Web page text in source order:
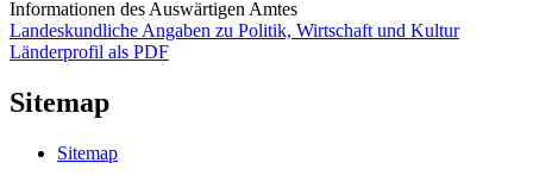
Informationen des Auswärtigen Amtes
Landeskundliche Angaben zu Politik, Wirtschaft und Kultur
Länderprofil als PDF
Sitemap
Sitemap